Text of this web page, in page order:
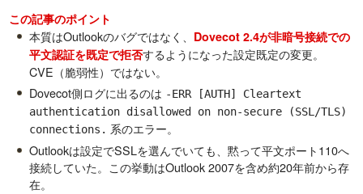
この記事のポイント
本質はOutlookのバグではなく、 Dovecot 2.4が非暗号接続での
平文認証を既定で拒否するようになった設定既定の変更。
CVE（脆弱性）ではない。
Dovecot側ログに出るのは -ERR [AUTH] Cleartext
authentication disallowed on non-secure (SSL/TLS)
connections. 系のエラー。
Outlookは設定でSSLを選んでいても、黙って平文ポート110へ
接続していた。この挙動はOutlook 2007を含め約20年前から存
在。